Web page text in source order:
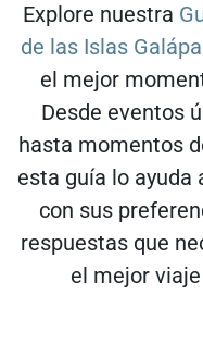
Explore nuestra
de las Islas
el mejor
Desde eventos
hasta momentos
esta guía lo ayuda
con sus
respuestas que
el mejor